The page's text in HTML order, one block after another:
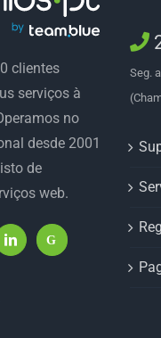
clientes
serviços à
no
desde 2001
de
web.
Seg.